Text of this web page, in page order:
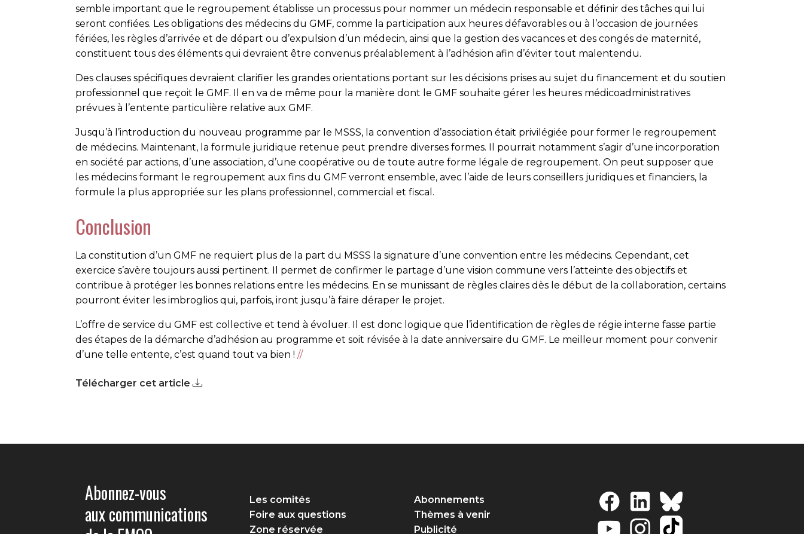
semble important que le regroupement établisse un processus pour nommer un médecin responsable et définir des tâches qui lui
seront confiées. Les obligations des médecins du GMF, comme la participation aux heures défavorables ou à l’occasion de journées
fériées, les règles d’arrivée et de départ ou d’expulsion d’un médecin, ainsi que la gestion des vacances et des congés de maternité,
constituent tous des éléments qui devraient être convenus préalablement à l’adhésion afin d’éviter tout malentendu.
Des clauses spécifiques devraient clarifier les grandes orientations portant sur les décisions prises au sujet du financement et du soutien
professionnel que reçoit le GMF. Il en va de même pour la manière dont le GMF souhaite gérer les heures médicoadministratives
prévues à l’entente particulière relative aux GMF.
Jusqu’à l’introduction du nouveau programme par le MSSS, la convention d’association était privilégiée pour former le regroupement
de médecins. Maintenant, la formule juri­dique retenue peut prendre diverses formes. Il pourrait notamment s’agir d’une incorporation
en société par actions, d’une association, d’une coopérative ou de toute autre forme légale de regroupement. On peut supposer que
les médecins formant le regroupement aux fins du GMF verront ensemble, avec l’aide de leurs conseillers juridiques et financiers, la
formule la plus appropriée sur les plans professionnel, commercial et fiscal.
Conclusion
La constitution d’un GMF ne requiert plus de la part du MSSS la signature d’une convention entre les médecins. Cependant, cet
exercice s’avère toujours aussi pertinent. Il permet de confirmer le partage d’une vision commune vers l’atteinte des objectifs et
contribue à protéger les bonnes relations entre les médecins. En se munissant de règles claires dès le début de la collaboration, certains
pourront éviter les imbroglios qui, parfois, iront jusqu’à faire déraper le projet.
L’offre de service du GMF est collective et tend à évoluer. Il est donc logique que l’identification de règles de régie interne fasse partie
des étapes de la démarche d’adhésion au programme et soit révisée à la date anniversaire du GMF. Le meilleur moment pour convenir
d’une telle entente, c’est quand tout va bien ! //
Télécharger cet article
Abonnez-vous
aux communications
Les comités
Foire aux questions
Zone réservée
Abonnements
Thèmes à venir
Publicité